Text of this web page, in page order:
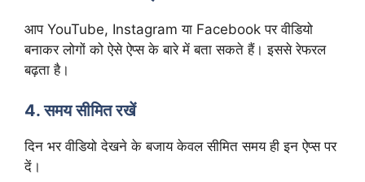
आप YouTube, Instagram या Facebook पर वीडियो
बनाकर लोगों को ऐसे ऐप्स के बारे में बता सकते हैं। इससे रेफरल
बढ़ता है।
4. समय सीमित रखें
दिन भर वीडियो देखने के बजाय केवल सीमित समय ही इन ऐप्स पर
दें।